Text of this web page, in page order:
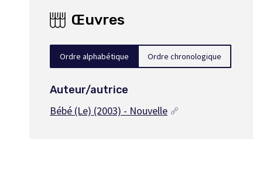
Œuvres
Ordre alphabétique Ordre chronologique
Auteur/autrice
Bébé (Le) (2003) - Nouvelle